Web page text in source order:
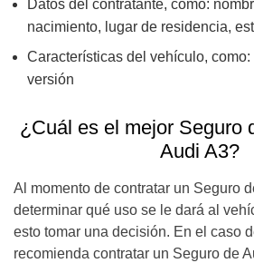
Datos del contratante, como:
nacimiento, lugar de residencia,
Características del vehículo,
versión
¿Cuál es el mejor Seguro
Audi A3?
Al momento de contratar un Seguro
determinar qué uso se le dará al
esto tomar una decisión. En el caso
recomienda contratar un Seguro de